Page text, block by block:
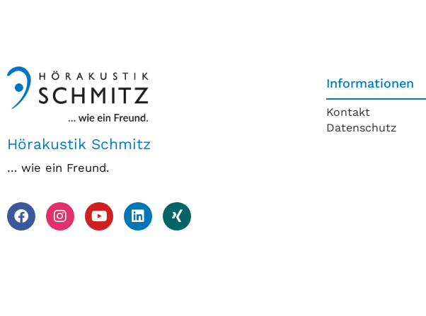
Hörakustik Schmitz
… wie ein Freund.
Informationen
Kontakt
Datenschutz